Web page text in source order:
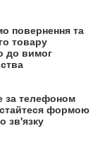
повернення та
товару
до вимог
за телефоном
формою
зв'язку